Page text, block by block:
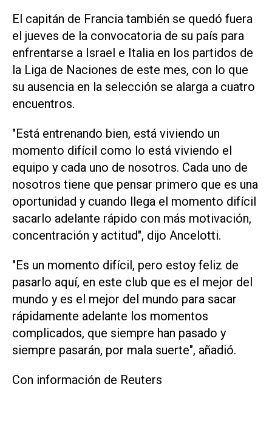
El capitán de Francia también se quedó fuera
el jueves de la convocatoria de su país para
enfrentarse a Israel e Italia en los partidos de
la Liga de Naciones de este mes, con lo que
su ausencia en la selección se alarga a cuatro
encuentros.
"Está entrenando bien, está viviendo un
momento difícil como lo está viviendo el
equipo y cada uno de nosotros. Cada uno de
nosotros tiene que pensar primero que es una
oportunidad y cuando llega el momento difícil
sacarlo adelante rápido con más motivación,
concentración y actitud", dijo Ancelotti.
"Es un momento difícil, pero estoy feliz de
pasarlo aquí, en este club que es el mejor del
mundo y es el mejor del mundo para sacar
rápidamente adelante los momentos
complicados, que siempre han pasado y
siempre pasarán, por mala suerte", añadió.
Con información de Reuters